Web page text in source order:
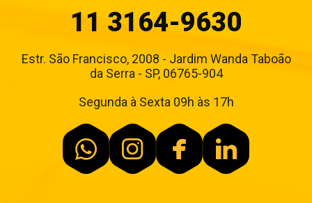
11 3164-9630
Estr. São Francisco, 2008 - Jardim Wanda Taboão
da Serra - SP, 06765-904
Segunda à Sexta 09h às 17h